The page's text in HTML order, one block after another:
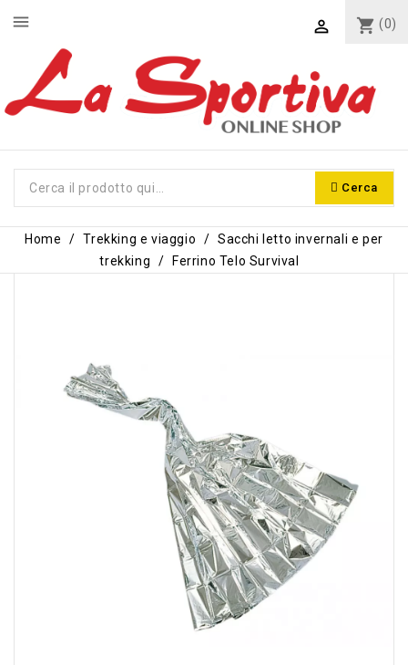
shopping_cart (0)

Cerca
menu
Home Trekking e viaggio
Sacchi letto invernali e per
trekking
Ferrino Telo Survival